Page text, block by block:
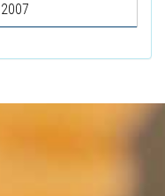
2007